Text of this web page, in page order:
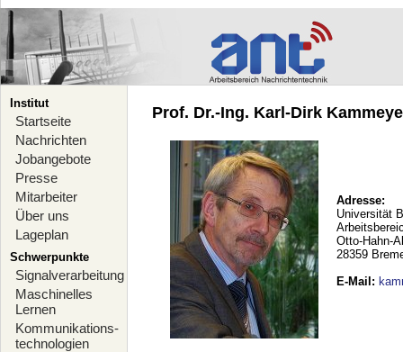
Institut
Startseite
Nachrichten
Jobangebote
Presse
Mitarbeiter
Über uns
Lageplan
Schwerpunkte
Signalverarbeitung
Maschinelles
Lernen
Kommunikations-
technologien
Prof. Dr.-Ing. Karl-Dirk
Adresse:
Universität
Otto-Hahn-
28359
E-Mail :